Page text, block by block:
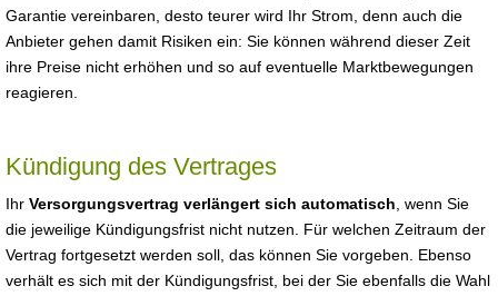
Garantie vereinbaren, desto teurer wird Ihr Strom, denn auch die
Anbieter gehen damit Risiken ein: Sie können während dieser Zeit
ihre Preise nicht erhöhen und so auf eventuelle Marktbewegungen
reagieren.
Kündigung des Vertrages
Ihr Versorgungsvertrag verlängert sich automatisch , wenn Sie
die jeweilige Kündigungsfrist nicht nutzen. Für welchen Zeitraum der
Vertrag fortgesetzt werden soll, das können Sie vorgeben. Ebenso
verhält es sich mit der Kündigungsfrist, bei der Sie ebenfalls die Wahl